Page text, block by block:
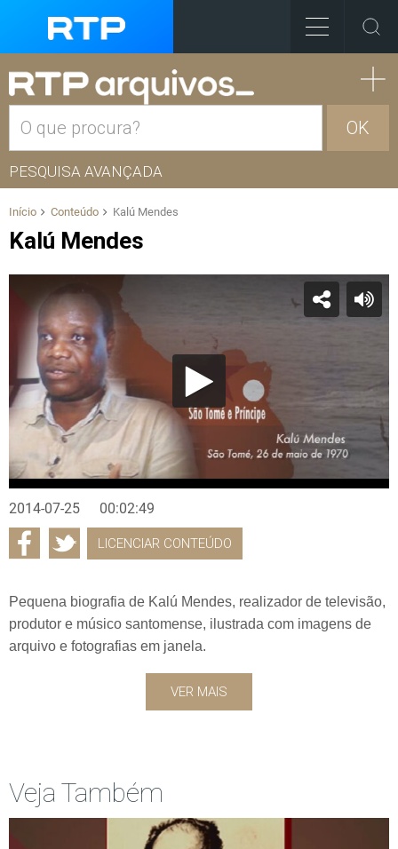
OK
PESQUISA AVANÇADA
Início Conteúdo Kalú Mendes
Kalú Mendes
2014-07-25 00:02:49
LICENCIAR CONTEÚDO
Pequena biografia de Kalú Mendes, realizador de televisão,
produtor e músico santomense, ilustrada com imagens de
arquivo e fotografias em janela.
VER MAIS
Veja Também